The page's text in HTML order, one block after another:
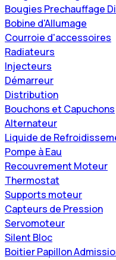
Bougies Prechauffage
Bobine d'Allumage
Courroie d'accessoires
Radiateurs
Injecteurs
Démarreur
Distribution
Bouchons et Capuchons
Alternateur
Liquide de
Pompe à Eau
Recouvrement Moteur
Thermostat
Supports moteur
Capteurs de Pression
Servomoteur
Silent Bloc
Boitier Papillon